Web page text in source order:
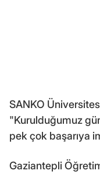
SANKO
"Kurulduğumuz
pek çok başarıya
Gaziantepli